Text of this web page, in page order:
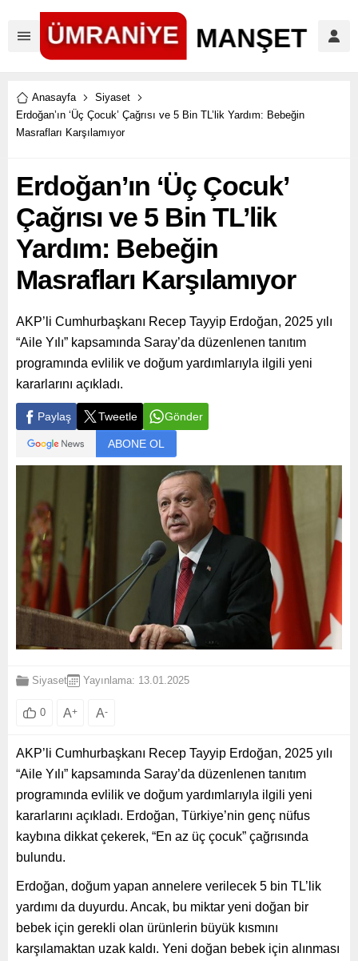
Anasayfa
Siyaset
Erdoğan’ın ‘Üç Çocuk’ Çağrısı ve 5 Bin TL’lik Yardım: Bebeğin
Masrafları Karşılamıyor
Erdoğan’ın ‘Üç Çocuk’
Çağrısı ve 5 Bin TL’lik
Yardım: Bebeğin
Masrafları Karşılamıyor
AKP’li Cumhurbaşkanı Recep Tayyip Erdoğan, 2025 yılı
“Aile Yılı” kapsamında Saray’da düzenlenen tanıtım
programında evlilik ve doğum yardımlarıyla ilgili yeni
kararlarını açıkladı.
Paylaş Tweetle Gönder
ABONE OL
Siyaset Yayınlama: 13.01.2025
0 A+ A-
AKP’li Cumhurbaşkanı Recep Tayyip Erdoğan, 2025 yılı
“Aile Yılı” kapsamında Saray’da düzenlenen tanıtım
programında evlilik ve doğum yardımlarıyla ilgili yeni
kararlarını açıkladı. Erdoğan, Türkiye’nin genç nüfus
kaybına dikkat çekerek, “En az üç çocuk” çağrısında
bulundu.
Erdoğan, doğum yapan annelere verilecek 5 bin TL’lik
yardımı da duyurdu. Ancak, bu miktar yeni doğan bir
bebek için gerekli olan ürünlerin büyük kısmını
karşılamaktan uzak kaldı. Yeni doğan bebek için alınması